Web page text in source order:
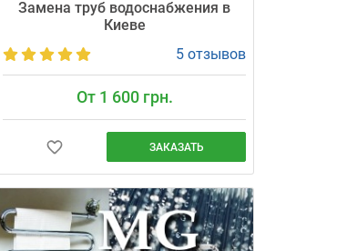
Замена труб водоснабжения в
Киеве
5 отзывов
От 1 600 грн.
ЗАКАЗАТЬ
изношенные трубы на
полипропилен за 1 день. Мастер
приезжает точно вовремя ± 30 мин.
Честная цена от 1600 грн/п.м.